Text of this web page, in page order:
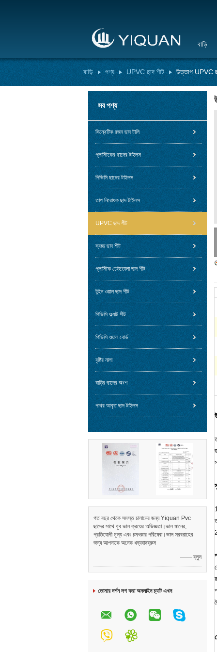
বাড়ি
বাড়ি পণ্য UPVC ছাদ শীট উত্তাপ UPVC
সব পণ্য
সিন্থেটিক রজন ছাদ টালি
প্লাস্টিকের ছাদের টাইলস
পিভিসি ছাদের টাইলস
তাপ নিরোধক ছাদ টাইলস
UPVC ছাদ শীট
স্বচ্ছ ছাদ শীট
প্লাস্টিক ঢেউতোলা ছাদ শীট
টুইন ওয়াল ছাদ শীট
পিভিসি ফ্ল্যাট শীট
পিভিসি ওয়াল বোর্ড
বৃষ্টির নালা
বাড়ির ছাদের অংশ
পাথর আবৃত ছাদ টাইলস
গত বছর থেকে সমস্ত চালানের জন্য Yiquan Pvc
ছাদের সাথে খুব ভাল ক্রয়ের অভিজ্ঞতা।ভাল মানের,
প্রতিযোগী মূল্য এবং চমৎকার পরিষেবা।ভাল সরবরাহের
জন্য আপনাকে অনেক ধন্যবাদব্রুস
—— ব্লুস
তোমার দর্শন লগ করা অনলাইন চ্যাট এখন